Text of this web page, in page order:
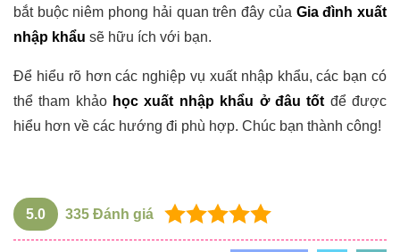
bắt buộc niêm phong hải quan trên đây của Gia đình xuất
nhập khẩu sẽ hữu ích với bạn.
Để hiểu rõ hơn các nghiệp vụ xuất nhập khẩu, các bạn có
thể tham khảo học xuất nhập khẩu ở đâu tốt để được
hiểu hơn về các hướng đi phù hợp. Chúc bạn thành công!
5.0 335 Đánh giá